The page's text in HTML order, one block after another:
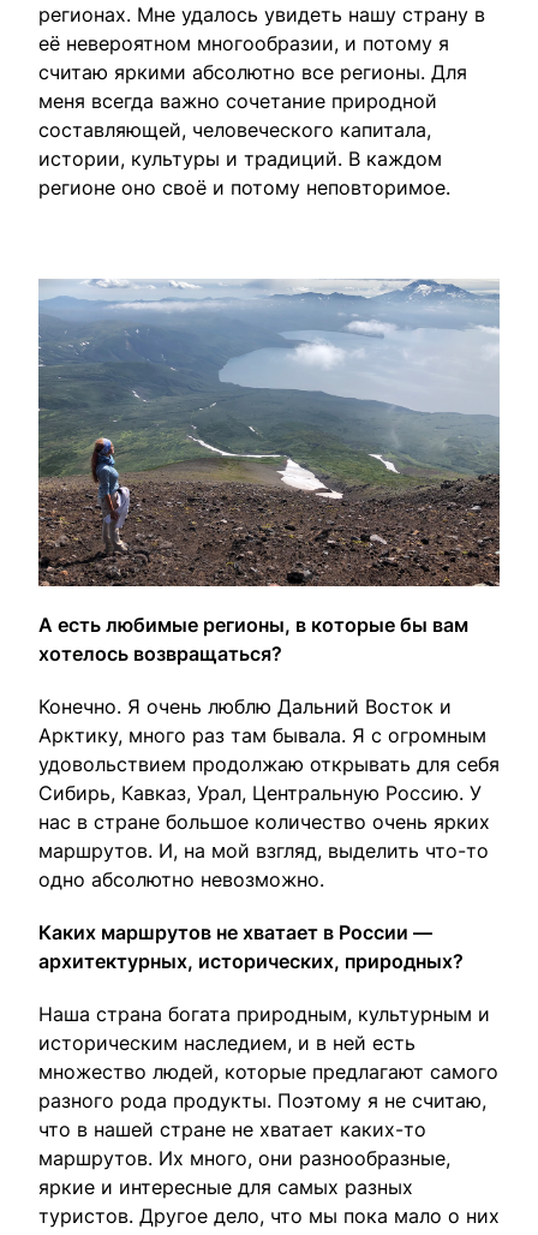
регионах. Мне удалось увидеть нашу страну в
её невероятном многообразии, и потому я
считаю яркими абсолютно все регионы. Для
меня всегда важно сочетание природной
составляющей, человеческого капитала,
истории, культуры и традиций. В каждом
регионе оно своё и потому неповторимое.
А есть любимые регионы, в которые бы вам
хотелось возвращаться?
Конечно. Я очень люблю Дальний Восток и
Арктику, много раз там бывала. Я с огромным
удовольствием продолжаю открывать для себя
Сибирь, Кавказ, Урал, Центральную Россию. У
нас в стране большое количество очень ярких
маршрутов. И, на мой взгляд, выделить что-то
одно абсолютно невозможно.
Каких маршрутов не хватает в России —
архитектурных, исторических, природных?
Наша страна богата природным, культурным и
историческим наследием, и в ней есть
множество людей, которые предлагают самого
разного рода продукты. Поэтому я не считаю,
что в нашей стране не хватает каких-то
маршрутов. Их много, они разнообразные,
яркие и интересные для самых разных
туристов. Другое дело, что мы пока мало о них